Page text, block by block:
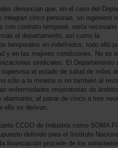
denuncian que, en el caso del
cinco personas, un ingeniero
con contrato temporal, sería necesario
el departamento, así como la
temporales en indefinidos, todo ello
y en las mejores condiciones. No es
sindicales. El Departamento
el estado de salud de miles
sólo a la minería si no también al
enfermedades respiratorias de
alarmante, al pasar de cinco a tres
ello se derivan.
CCOO de Industria como SOMA
definido para el Instituto
financiación procede de los